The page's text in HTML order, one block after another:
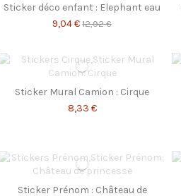
Sticker déco enfant : Elephant eau
9,04 € 12,92 €
Sticker Mural Camion : Cirque
8,33 €
Sticker Prénom : Château de